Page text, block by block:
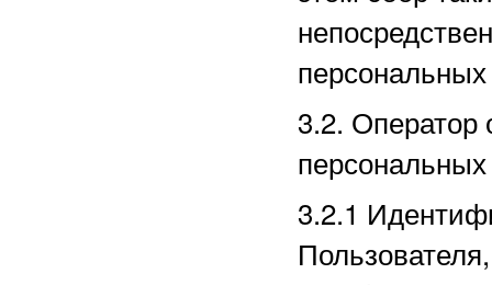
3.2. Оператор
3.2.1